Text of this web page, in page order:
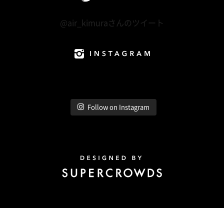
@air_kimuraさんのツイート
Follow on Instagram